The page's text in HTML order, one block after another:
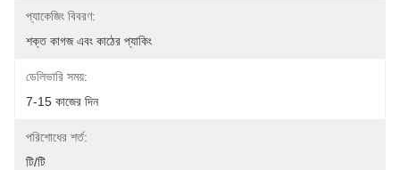
প্যাকেজিং বিবরণ:
শক্ত কাগজ এবং কাঠের প্যাকিং
ডেলিভারি সময়:
7-15 কাজের দিন
পরিশোধের শর্ত:
টি/টি